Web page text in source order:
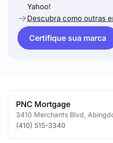
Yahoo!
Descubra como outras
Certifique sua marca
PNC Mortgage
3410 Merchants Blvd
(410) 515-3340